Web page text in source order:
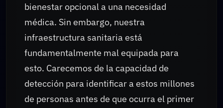
bienestar opcional a una necesidad
médica. Sin embargo, nuestra
infraestructura sanitaria está
fundamentalmente mal equipada para
esto. Carecemos de la capacidad de
detección para identificar a estos millones
de personas antes de que ocurra el primer